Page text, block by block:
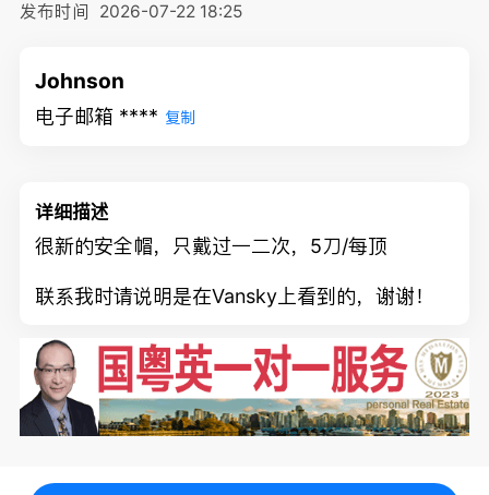
发布时间 2026-07-22 18:25
Johnson
电子邮箱 **** 复制
详细描述
很新的安全帽，只戴过一二次，5刀/每顶
联系我时请说明是在Vansky上看到的，谢谢！